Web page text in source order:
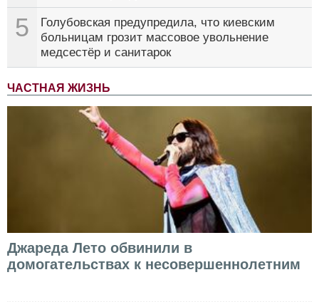
5
Голубовская предупредила, что киевским
больницам грозит массовое увольнение
медсестёр и санитарок
ЧАСТНАЯ ЖИЗНЬ
Джареда Лето обвинили в
домогательствах к несовершеннолетним